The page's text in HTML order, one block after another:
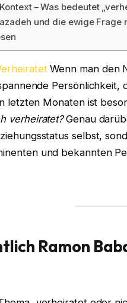
– Was bedeutet
und die ewige Frage
Wenn man den
letzten Monaten ist
verheiratet?Genau
selbst,
und bekannten
Ramon